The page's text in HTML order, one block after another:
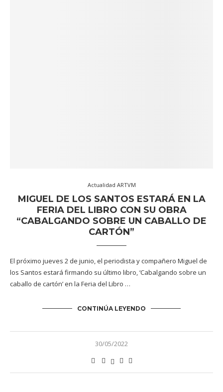
Actualidad ARTVM
MIGUEL DE LOS SANTOS ESTARÁ EN LA
FERIA DEL LIBRO CON SU OBRA
“CABALGANDO SOBRE UN CABALLO DE
CARTÓN”
El próximo jueves 2 de junio, el periodista y compañero Miguel de
los Santos estará firmando su último libro, ‘Cabalgando sobre un
caballo de cartón’ en la Feria del Libro …
CONTINÚA LEYENDO
30/05/2022